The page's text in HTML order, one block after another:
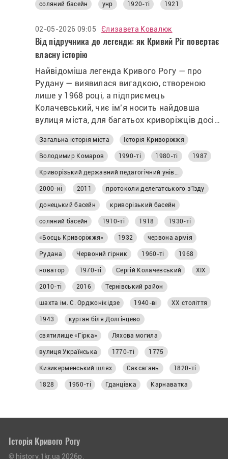
соляний басейн унр 1920-ті 1921
02-05-2026 09:05 Єлизавета Ковалюк
Від підручника до легенди: як Кривий Ріг повертає
власну історію
Найвідоміша легенда Кривого Рогу — про
Рудану — виявилася вигадкою, створеною
лише у 1968 році, а підприємець
Колачевський, чиє ім’я носить найдовша
вулиця міста, для багатьох криворіжців досі
залишається маловідомою постаттю. Про це,
а також про походження міських міфів,
забуті імена та суперечливі сторінки
минулого говорили під час щорічних
історико-краєзнавчих читань у
Криворізькому педагогічному університеті,
де дослідники презентували свої нові
розвідки та дискутували про переосмислення
локальної історії. Що насправді стоїть за
відомими міськими легендами, чому
історичні постаті залишаються в тіні та як
Кривий Ріг переосмислює власне минуле —
читайте в матеріалі «Першого
Криворізького».
Загальна історія міста Історія Криворіжжя
Володимир Комаров 1990-ті 1980-ті 1987
Криворізький державний педагогічний університет
2000-ні 2011 протоколи делегатського з’їзду
донецький басейн криворізький басейн
соляний басейн 1910-ті 1918 1930-ті
«Боєць Криворіжжя» 1932 червона армія
Рудана Червоний гірник 1960-ті 1968
новатор 1970-ті Сергій Колачевський ХІХ
2010-ті 2016 Тернівський район
шахта ім. С. Орджонікідзе 1940-ві ХХ століття
1943 курган біля Долгінцево
святилище «Гірка» Ляхова могила
вулиця Українська 1770-ті 1775
Кизикерменський шлях Саксагань 1820-ті
1828 1950-ті Гданцівка Карнаватка
Історія Кривого Рогу
© history.1kr.ua 2026р.